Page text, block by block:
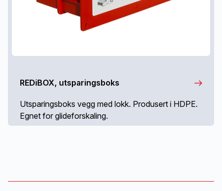
REDiBOX, utsparingsboks
Utsparingsboks vegg med lokk. Produsert i HDPE.
Egnet for glideforskaling.